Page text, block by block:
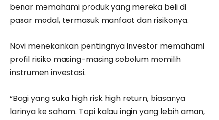
benar memahami produk yang mereka beli di
pasar modal, termasuk manfaat dan risikonya.
Novi menekankan pentingnya investor memahami
profil risiko masing-masing sebelum memilih
instrumen investasi.
“Bagi yang suka high risk high return, biasanya
larinya ke saham. Tapi kalau ingin yang lebih aman,